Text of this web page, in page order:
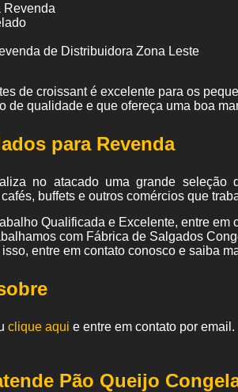
Revenda
de Distribuidora Zona Leste
de croissant é excelente para os
de qualidade e que ofereça uma boa
para Revenda
no atacado uma grande seleção
buffets e outros comércios que
Qualificada e Excelente, entre em
com Fábrica de Salgados
entre em contato conosco e saiba
clique aqui e entre em contato por email.
Pão Queijo